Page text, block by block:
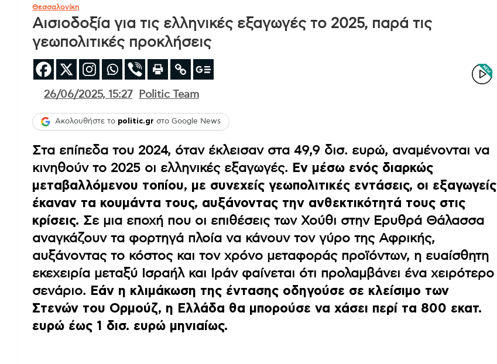
Θεσσαλονίκη
Αισιοδοξία για τις ελληνικές εξαγωγές το 2025, παρά τις
γεωπολιτικές προκλήσεις
26/06/2025, 15:27 Politic Team
Ακολουθήστε το politic.gr στο Google News
Στα επίπεδα του 2024, όταν έκλεισαν στα 49,9 δισ. ευρώ, αναμένονται να
κινηθούν το 2025 οι ελληνικές εξαγωγές. Εν μέσω ενός διαρκώς
μεταβαλλόμενου τοπίου, με συνεχείς γεωπολιτικές εντάσεις, οι εξαγωγείς
έκαναν τα κουμάντα τους, αυξάνοντας την ανθεκτικότητά τους στις
κρίσεις. Σε μια εποχή που οι επιθέσεις των Χούθι στην Ερυθρά Θάλασσα
αναγκάζουν τα φορτηγά πλοία να κάνουν τον γύρο της Αφρικής,
αυξάνοντας το κόστος και τον χρόνο μεταφοράς προϊόντων, η ευαίσθητη
εκεχειρία μεταξύ Ισραήλ και Ιράν φαίνεται ότι προλαμβάνει ένα χειρότερο
σενάριο. Εάν η κλιμάκωση της έντασης οδηγούσε σε κλείσιμο των
Στενών του Ορμούζ, η Ελλάδα θα μπορούσε να χάσει περί τα 800 εκατ.
ευρώ έως 1 δισ. ευρώ μηνιαίως.